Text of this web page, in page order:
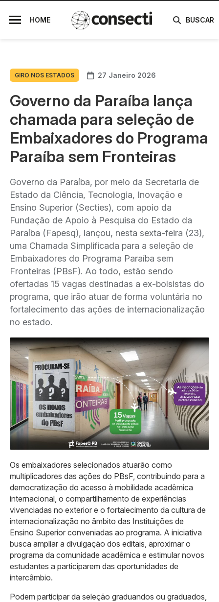
HOME BUSCAR
GIRO NOS ESTADOS 27 Janeiro 2026
Governo da Paraíba lança
chamada para seleção de
Embaixadores do Programa
Paraíba sem Fronteiras
Governo da Paraíba, por meio da Secretaria de
Estado da Ciência, Tecnologia, Inovação e
Ensino Superior (Secties), com apoio da
Fundação de Apoio à Pesquisa do Estado da
Paraíba (Fapesq), lançou, nesta sexta-feira (23),
uma Chamada Simplificada para a seleção de
Embaixadores do Programa Paraíba sem
Fronteiras (PBsF). Ao todo, estão sendo
ofertadas 15 vagas destinadas a ex-bolsistas do
programa, que irão atuar de forma voluntária no
fortalecimento das ações de internacionalização
no estado.
Os embaixadores selecionados atuarão como
multiplicadores das ações do PBsF, contribuindo para a
democratização do acesso à mobilidade acadêmica
internacional, o compartilhamento de experiências
vivenciadas no exterior e o fortalecimento da cultura de
internacionalização no âmbito das Instituições de
Ensino Superior conveniadas ao programa. A iniciativa
busca ampliar a divulgação dos editais, aproximar o
programa da comunidade acadêmica e estimular novos
estudantes a participarem das oportunidades de
intercâmbio.
Podem participar da seleção graduandos ou graduados,